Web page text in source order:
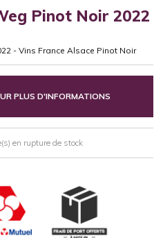
Pinot Noir 2022
- Vins France Alsace Pinot Noir
PLUS D'INFORMATIONS
en rupture de stock